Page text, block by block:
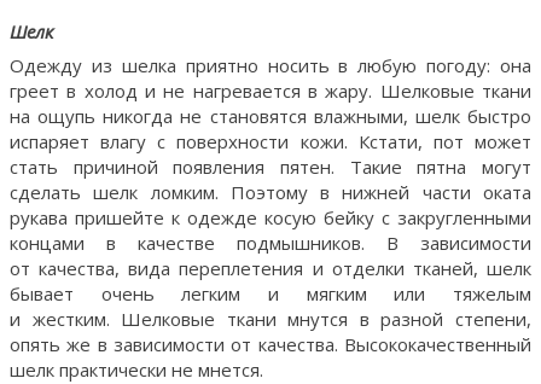
Шелк
Одежду из шелка приятно носить в любую погоду: она
греет в холод и не нагревается в жару. Шелковые ткани
на ощупь никогда не становятся влажными, шелк быстро
испаряет влагу с поверхности кожи. Кстати, пот может
стать причиной появления пятен. Такие пятна могут
сделать шелк ломким. Поэтому в нижней части оката
рукава пришейте к одежде косую бейку с закругленными
концами в качестве подмышников. В зависимости
от качества, вида переплетения и отделки тканей, шелк
бывает очень легким и мягким или тяжелым
и жестким. Шелковые ткани мнутся в разной степени,
опять же в зависимости от качества. Высококачественный
шелк практически не мнется.